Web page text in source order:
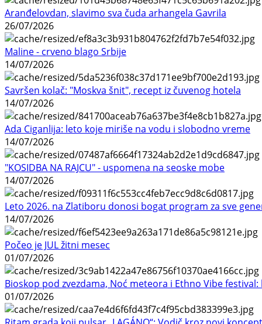
Aranđelovdan, slavimo sva čuda arhangela Gavrila
26/07/2026
Maline - crveno blago Srbije
14/07/2026
Savršen kolač: "Moskva šnit", recept iz čuvenog hotela
14/07/2026
Ada Ciganlija: leto koje miriše na vodu i slobodno vreme
14/07/2026
"KOSIDBA NA RAJCU" - uspomena na seoske mobe
14/07/2026
Leto 2026. na Zlatiboru donosi bogat program za sve
14/07/2026
Počeo je JUL žitni mesec
01/07/2026
Bioskop pod zvezdama, Noć meteora i Ethno Vibe
01/07/2026